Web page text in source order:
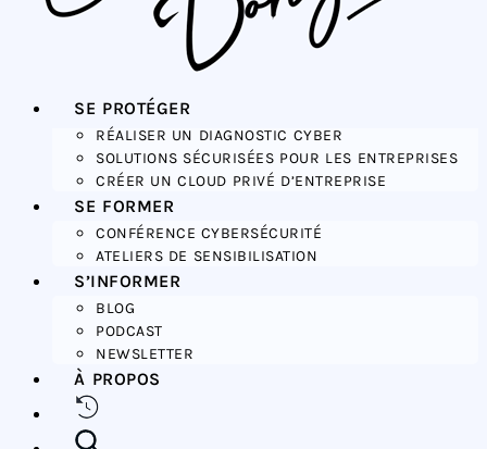
SE PROTÉGER
RÉALISER UN DIAGNOSTIC CYBER
SOLUTIONS SÉCURISÉES POUR LES ENTREPRISES
CRÉER UN CLOUD PRIVÉ D’ENTREPRISE
SE FORMER
CONFÉRENCE CYBERSÉCURITÉ
ATELIERS DE SENSIBILISATION
S’INFORMER
BLOG
PODCAST
NEWSLETTER
À PROPOS